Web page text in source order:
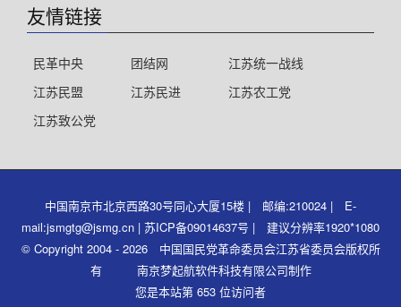
友情链接
民革中央 团结网
江苏统一战线
江苏民盟
江苏民进
江苏农工党
江苏致公党
中国南京市北京西路30号同心大厦15楼 | 邮编:210024 | E-
mail:jsmgtg@jsmg.cn | 苏ICP备09014637号 | 建议分辨率1920*1080
© Copyright 2004 - 2026 中国国民党革命委员会江苏省委员会版权所
有 南京梦起航软件科技有限公司制作
您是本站第 653 位访问者